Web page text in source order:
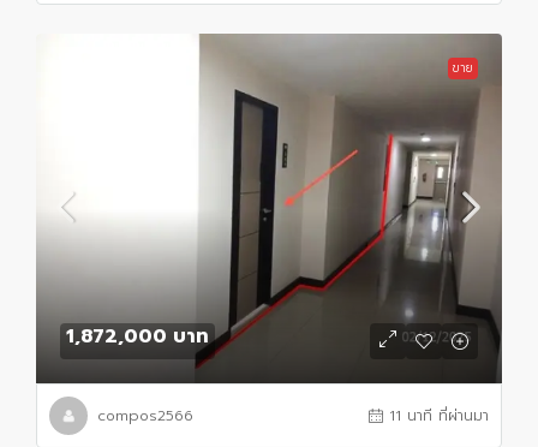
ขาย
1,872,000 บาท
compos2566 11 นาที ที่ผ่านมา